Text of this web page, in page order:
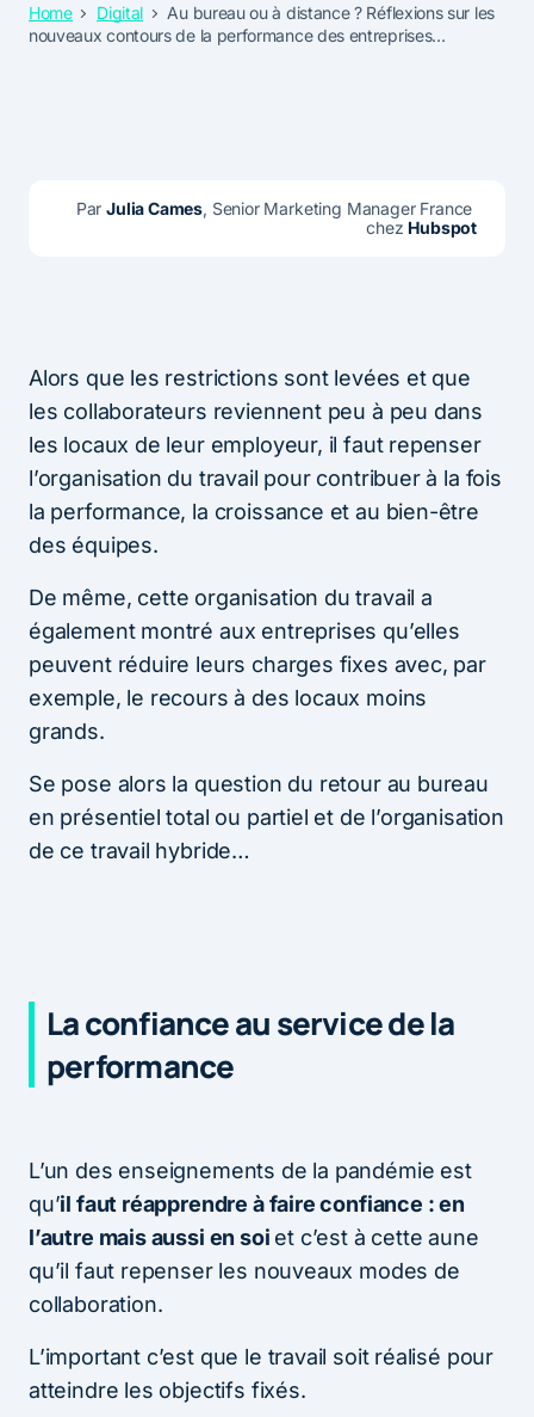
Home Digital
Au bureau ou à distance ? Réflexions sur les
nouveaux contours de la performance des entreprises…
Par Julia Cames, Senior Marketing Manager France
chez Hubspot
Alors que les restrictions sont levées et que
les collaborateurs reviennent peu à peu dans
les locaux de leur employeur, il faut repenser
l’organisation du travail pour contribuer à la fois
la performance, la croissance et au bien-être
des équipes.
De même, cette organisation du travail a
également montré aux entreprises qu’elles
peuvent réduire leurs charges fixes avec, par
exemple, le recours à des locaux moins
grands.
Se pose alors la question du retour au bureau
en présentiel total ou partiel et de l’organisation
de ce travail hybride…
La confiance au service de la
performance
L’un des enseignements de la pandémie est
qu’il faut réapprendre à faire confiance : en
l’autre mais aussi en soi et c’est à cette aune
qu’il faut repenser les nouveaux modes de
collaboration.
L’important c’est que le travail soit réalisé pour
atteindre les objectifs fixés.